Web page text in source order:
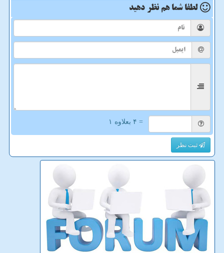
لطفا شما هم نظر دهید
= ۴ بعلاوه ۱
ثبت نظر